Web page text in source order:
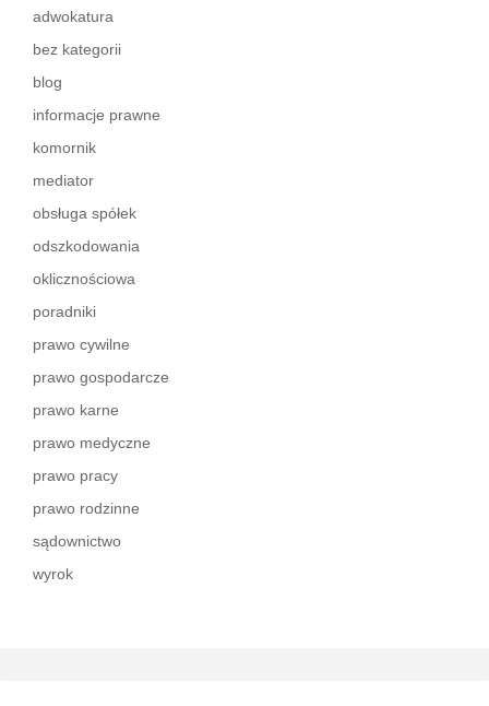
adwokatura
bez kategorii
blog
informacje prawne
komornik
mediator
obsługa spółek
odszkodowania
oklicznościowa
poradniki
prawo cywilne
prawo gospodarcze
prawo karne
prawo medyczne
prawo pracy
prawo rodzinne
sądownictwo
wyrok